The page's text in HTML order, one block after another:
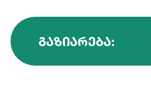
ᲒᲐᲖᲘᲐᲠᲔᲑᲐ: